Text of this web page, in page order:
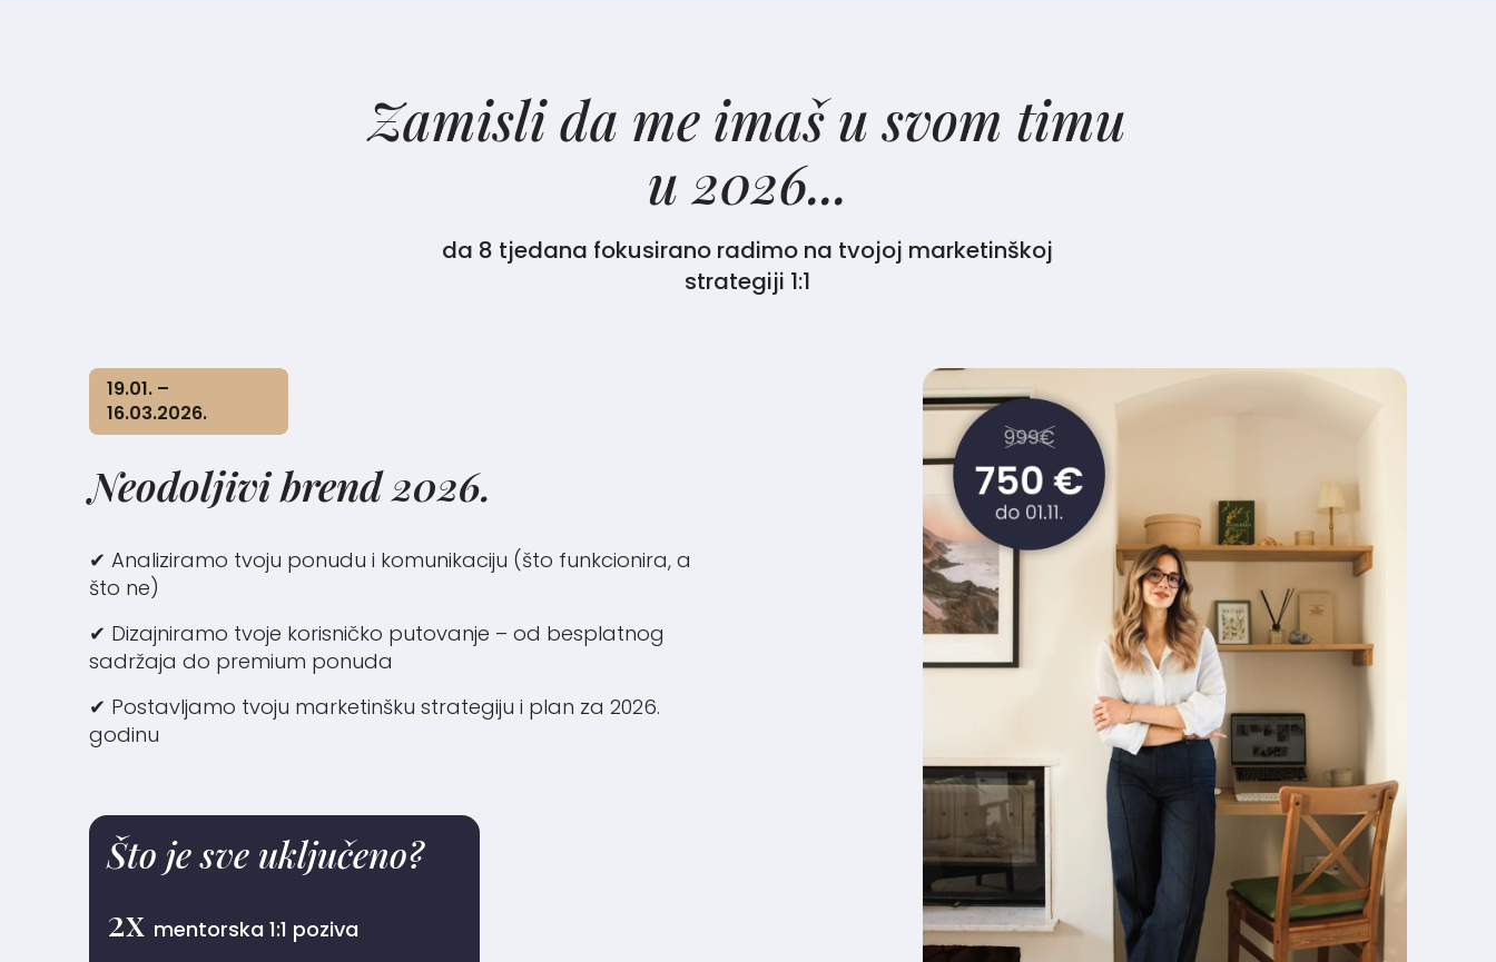
Zamisli da me imaš u svom timu
u 2026...
da 8 tjedana fokusirano radimo na tvojoj marketinškoj
strategiji 1:1
19.01. –
16.03.2026.
Neodoljivi brend 2026.
✔︎ Analiziramo tvoju ponudu i komunikaciju (što funkcionira, a
što ne)
✔︎ Dizajniramo tvoje korisničko putovanje – od besplatnog
sadržaja do premium ponuda
✔︎ Postavljamo tvoju marketinšku strategiju i plan za 2026.
godinu
Što je sve uključeno?
2x mentorska 1:1 poziva